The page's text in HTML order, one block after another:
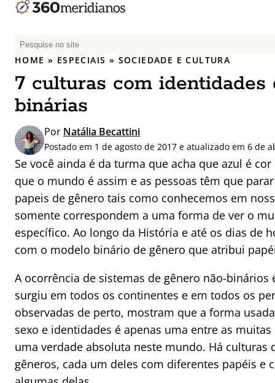
P
e
q
u
i
s
a
r
o
r
:
HOME » ESPECIAIS » SOCIEDADE E CULTURA
7 culturas com identidades
binárias
Por Natália Becattini
Postado em 1 de agosto de 2017 e atualizado em 6 de
Se você ainda é da turma que acha que azul é
que o mundo é assim e as pessoas têm que
papeis de gênero tais como conhecemos em
somente correspondem a uma forma de ver o
específico. Ao longo da História e até os dias de
com o modelo binário de gênero que atribui
A ocorrência de sistemas de gênero não-
surgiu em todos os continentes e em todos os
observadas de perto, mostram que a forma
sexo e identidades é apenas uma entre as
uma verdade absoluta neste mundo. Há
gêneros, cada um deles com diferentes papéis e